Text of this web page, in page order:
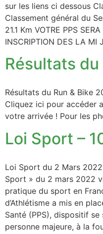
sur les liens ci dessous
Classement général du
21.1 Km VOTRE PPS
INSCRIPTION DES LA MI
Résultats du
Résultats du Run & Bike
Cliquez ici pour accéder
votre arrivée ! Pour les
Loi Sport –
Loi Sport du 2 Mars
Sport » du 2 mars 2022
pratique du sport en
d’Athlétisme a mis en
Santé (PPS), dispositif
personne majeure, à la